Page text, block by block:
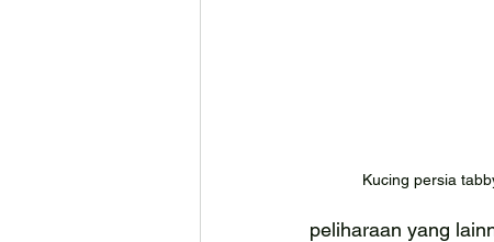
Kucing persia
peliharaan yang